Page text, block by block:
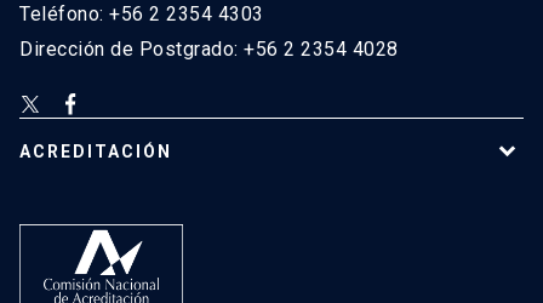
Teléfono: +56 2 2354 4303
Dirección de Postgrado: +56 2 2354 4028
ACREDITACIÓN